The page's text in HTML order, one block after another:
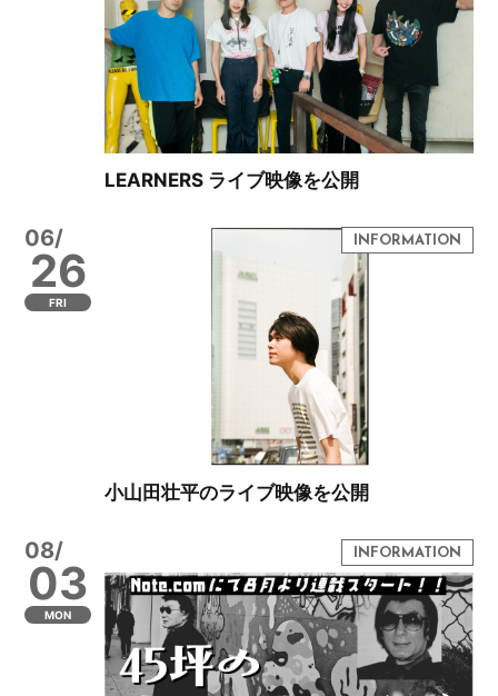
LEARNERS ライブ映像を公開
06/
26
FRI
小山田壮平のライブ映像を公開
08/
03
MON